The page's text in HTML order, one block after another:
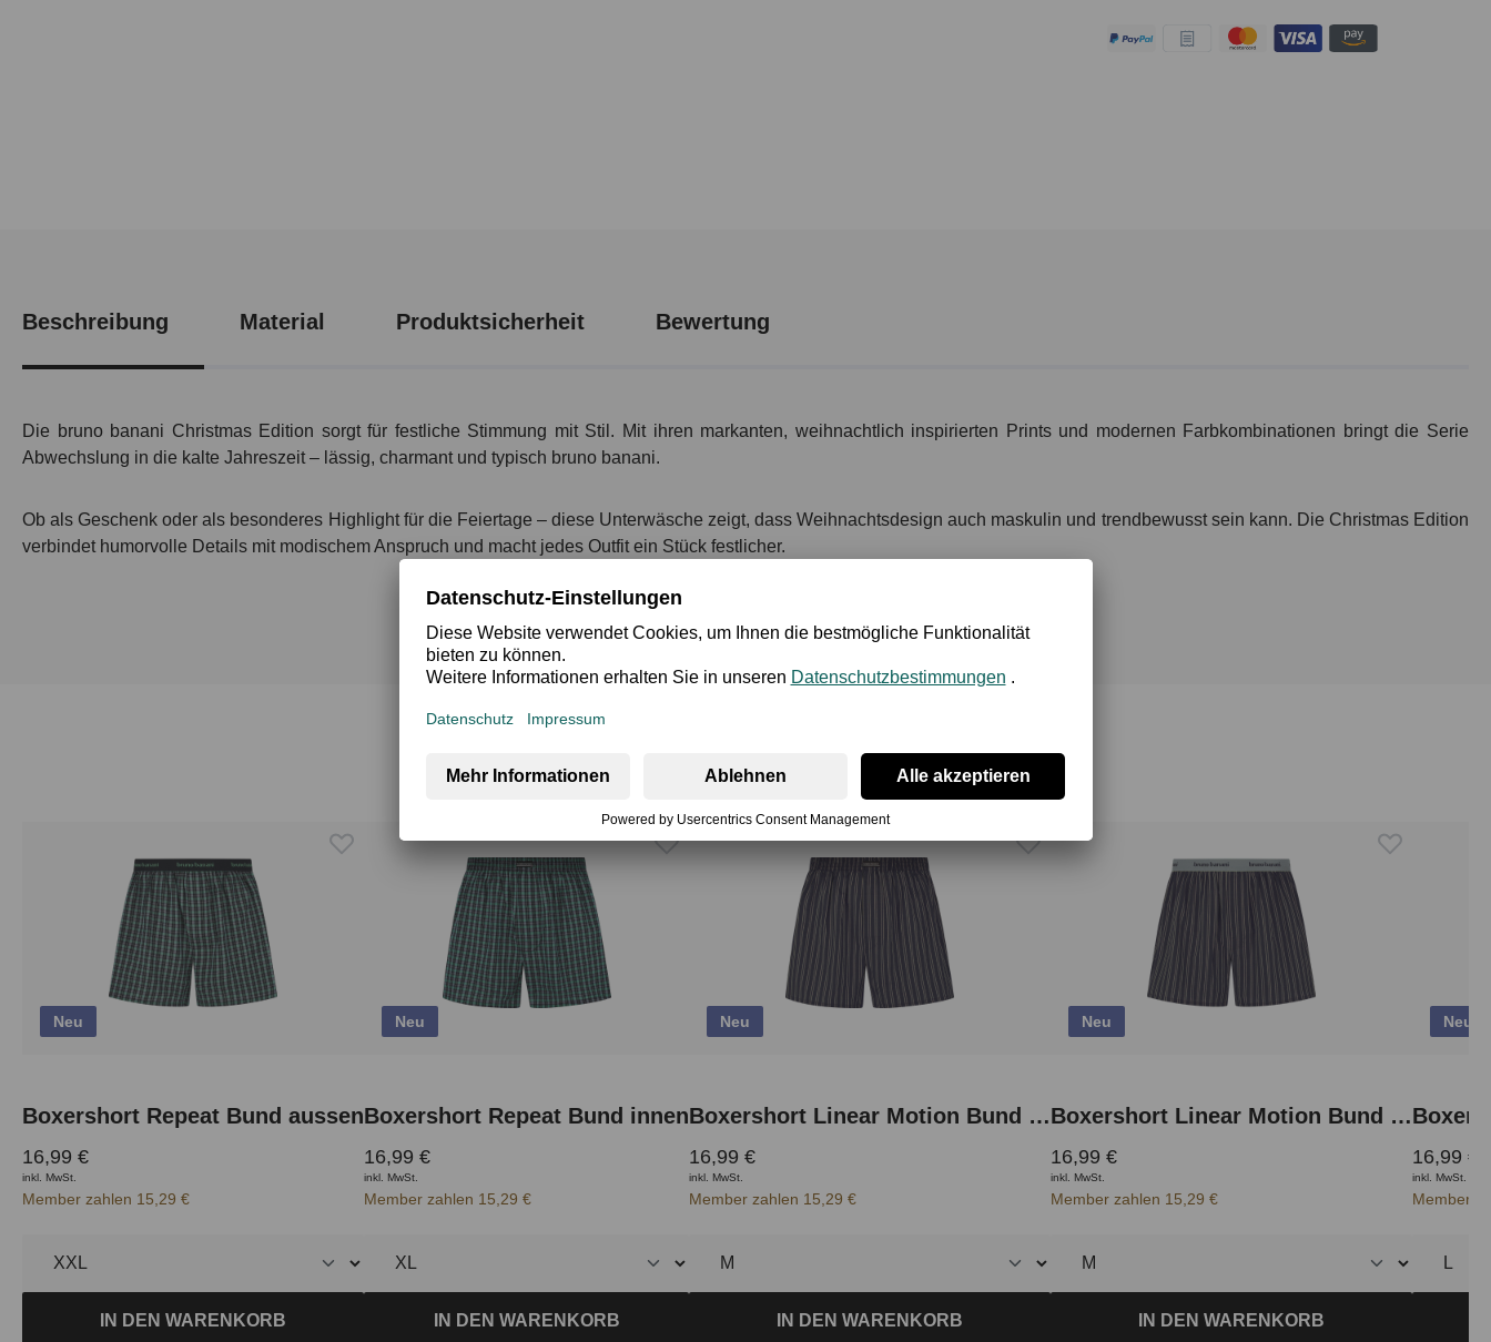
Beschreibung Material Produktsicherheit Bewertung
Die bruno banani Christmas Edition sorgt für festliche Stimmung mit Stil. Mit ihren markanten, weihnachtlich inspirierten Prints und modernen Farbkombinationen bringt die Serie
Abwechslung in die kalte Jahreszeit – lässig, charmant und typisch bruno banani.
Ob als Geschenk oder als besonderes Highlight für die Feiertage – diese Unterwäsche zeigt, dass Weihnachtsdesign auch maskulin und trendbewusst sein kann. Die Christmas Edition
verbindet humorvolle Details mit modischem Anspruch und macht jedes Outfit ein Stück festlicher.
Neu
Boxershort Repeat Bund aussen
16,99 €
inkl. MwSt.
Member zahlen 15,29 €
IN DEN WARENKORB
Neu
Boxershort Repeat Bund innen
16,99 €
inkl. MwSt.
Member zahlen 15,29 €
IN DEN WARENKORB
Neu
Boxershort Linear Motion Bund innen
16,99 €
inkl. MwSt.
Member zahlen 15,29 €
IN DEN WARENKORB
Neu
Boxershort Linear Motion Bund aussen
16,99 €
inkl. MwSt.
Member zahlen 15,29 €
IN DEN WARENKORB
Neu
16,99 €
inkl. MwSt.
Member